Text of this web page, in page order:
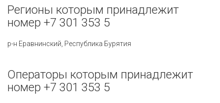
Регионы которым принадлежит
номер +7 301 353 5
р-н Еравнинский, Республика Бурятия
Операторы которым принадлежит
номер +7 301 353 5